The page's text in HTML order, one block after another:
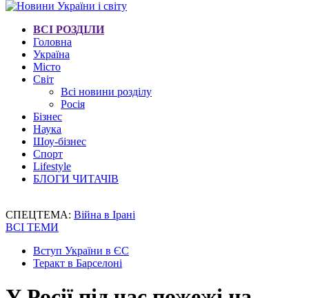
ВСІ РОЗДІЛИ
Головна
Україна
Місто
Світ
Всі новини розділу
Росія
Бізнес
Наука
Шоу-бізнес
Спорт
Lifestyle
БЛОГИ ЧИТАЧІВ
СПЕЦТЕМА: Війна в Ірані
ВСІ ТЕМИ
Вступ України в ЄС
Теракт в Барселоні